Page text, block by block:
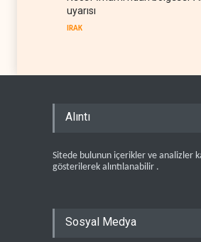
uyarısı
IRAK
Alıntı
Sitede bulunun içerikler ve analizler
gösterilerek alıntılanabilir .
Sosyal Medya